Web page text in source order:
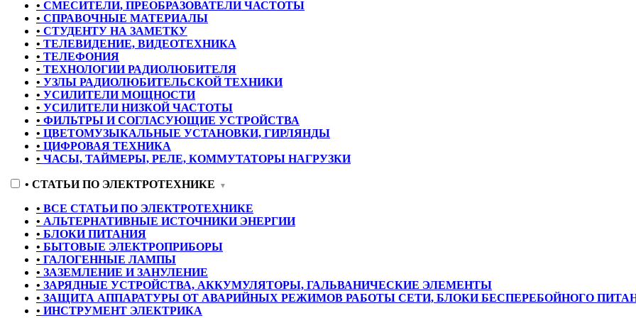
• СМЕСИТЕЛИ, ПРЕОБРАЗОВАТЕЛИ ЧАСТОТЫ
• СПРАВОЧНЫЕ МАТЕРИАЛЫ
• СТУДЕНТУ НА ЗАМЕТКУ
• ТЕЛЕВИДЕНИЕ, ВИДЕОТЕХНИКА
• ТЕЛЕФОНИЯ
• ТЕХНОЛОГИИ РАДИОЛЮБИТЕЛЯ
• УЗЛЫ РАДИОЛЮБИТЕЛЬСКОЙ ТЕХНИКИ
• УСИЛИТЕЛИ МОЩНОСТИ
• УСИЛИТЕЛИ НИЗКОЙ ЧАСТОТЫ
• ФИЛЬТРЫ И СОГЛАСУЮЩИЕ УСТРОЙСТВА
• ЦВЕТОМУЗЫКАЛЬНЫЕ УСТАНОВКИ, ГИРЛЯНДЫ
• ЦИФРОВАЯ ТЕХНИКА
• ЧАСЫ, ТАЙМЕРЫ, РЕЛЕ, КОММУТАТОРЫ НАГРУЗКИ
• СТАТЬИ ПО ЭЛЕКТРОТЕХНИКЕ ▼
• ВСЕ СТАТЬИ ПО ЭЛЕКТРОТЕХНИКЕ
• АЛЬТЕРНАТИВНЫЕ ИСТОЧНИКИ ЭНЕРГИИ
• БЛОКИ ПИТАНИЯ
• БЫТОВЫЕ ЭЛЕКТРОПРИБОРЫ
• ГАЛОГЕННЫЕ ЛАМПЫ
• ЗАЗЕМЛЕНИЕ И ЗАНУЛЕНИЕ
• ЗАРЯДНЫЕ УСТРОЙСТВА, АККУМУЛЯТОРЫ, ГАЛЬВАНИЧЕСКИЕ ЭЛЕМЕНТЫ
• ЗАЩИТА АППАРАТУРЫ ОТ АВАРИЙНЫХ РЕЖИМОВ РАБОТЫ СЕТИ, БЛОКИ БЕСПЕРЕБОЙНОГО
• ИНСТРУМЕНТ ЭЛЕКТРИКА